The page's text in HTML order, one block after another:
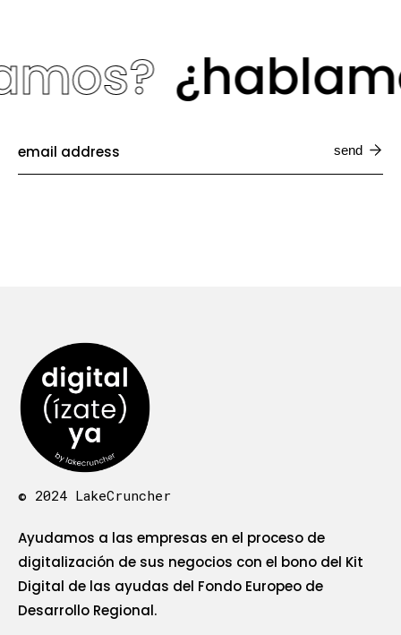
send
© 2024 LakeCruncher
Ayudamos a las empresas en el proceso de
digitalización de sus negocios con el bono del Kit
Digital de las ayudas del Fondo Europeo de
Desarrollo Regional.